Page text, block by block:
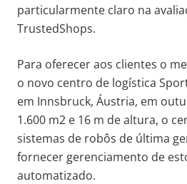
particularmente claro na
TrustedShops.
Para oferecer aos clientes o
o novo centro de logística
em Innsbruck, Áustria, em
1.600 m2 e 16 m de altura, o
sistemas de robôs de última
fornecer gerenciamento de
automatizado.